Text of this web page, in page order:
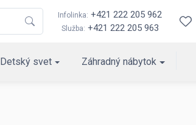
Infolinka: +421 222 205 962
Služba: +421 222 205 963
Detský svet Záhradný nábytok